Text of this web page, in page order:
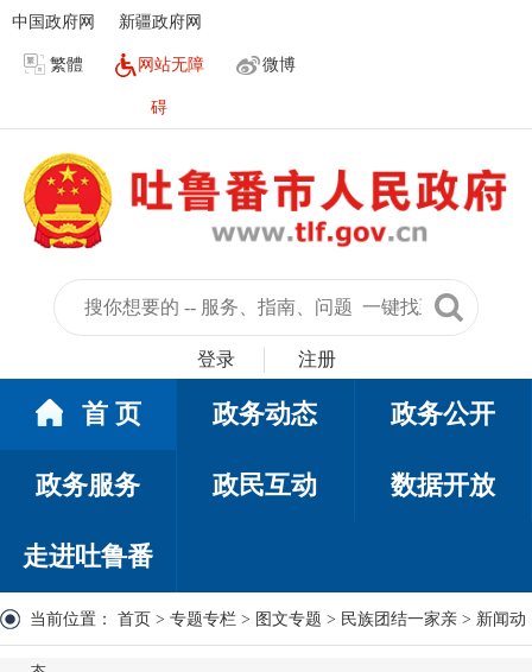
中国政府网 新疆政府网
繁體 网站无障
碍
微博
登录 注册
首 页 政务动态 政务公开
政务服务 政民互动 数据开放
走进吐鲁番
当前位置： 首页 > 专题专栏 > 图文专题 > 民族团结一家亲 > 新闻动